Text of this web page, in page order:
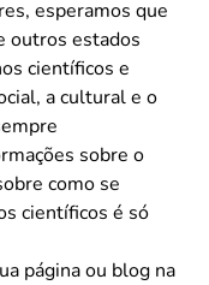
esperamos que
outros estados
científicos e
a cultural e o
sobre o
como se
científicos é só
página ou blog na